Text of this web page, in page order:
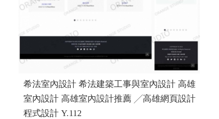
希法室內設計 希法建築工事與室內設計 高雄
室內設計 高雄室內設計推薦 ╱高雄網頁設計
程式設計 Y.112